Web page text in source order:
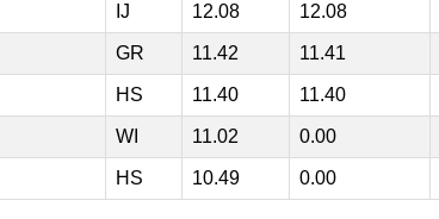
IJ 12.08 12.08
GR 11.42 11.41
HS 11.40 11.40
WI 11.02 0.00
HS 10.49 0.00